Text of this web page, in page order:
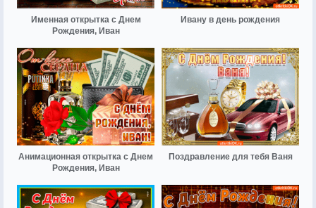
Именная открытка с Днем
Рождения, Иван
Ивану в день рождения
Анимационная открытка с Днем
Рождения, Иван
Поздравление для тебя Ваня